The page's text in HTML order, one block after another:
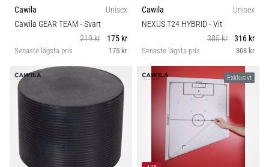
Cawila
Unisex
Cawila GEAR TEAM- Svart
219 kr
175 kr
Senaste lägsta pris 175 kr
Cawila
Unisex
NEXUS T24 HYBRID - Vit
385 kr
316 kr
Senaste lägsta pris 308 kr
Exklusivt